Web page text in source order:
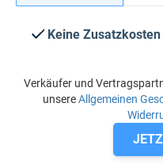
Keine
Verkäufer und
unsereAllgemeinen